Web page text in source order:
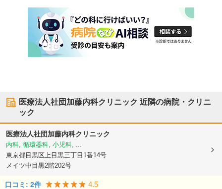
医療法人社団加藤内科クリニック 近隣の病院・クリニ
ック
医療法人社団加藤内科クリニック
内科, 循環器科, 小児科, ...
東京都目黒区 上目黒三丁目1番14号
メイツ中目黒2階202号
口コミ: 2件 4.5